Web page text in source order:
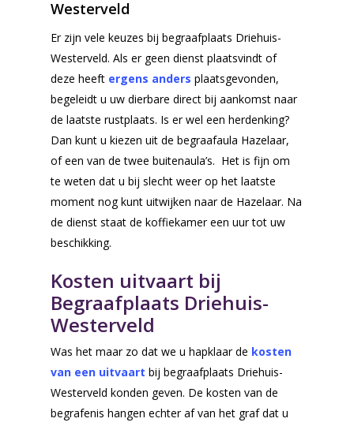
Westerveld
Er zijn vele keuzes bij begraafplaats Driehuis-
Westerveld. Als er geen dienst plaatsvindt of
deze heeft ergens anders plaatsgevonden,
begeleidt u uw dierbare direct bij aankomst naar
de laatste rustplaats. Is er wel een herdenking?
Dan kunt u kiezen uit de begraafaula Hazelaar,
of een van de twee buitenaula’s. Het is fijn om
te weten dat u bij slecht weer op het laatste
moment nog kunt uitwijken naar de Hazelaar. Na
de dienst staat de koffiekamer een uur tot uw
beschikking.
Kosten uitvaart bij
Begraafplaats Driehuis-
Westerveld
Was het maar zo dat we u hapklaar de kosten
van een uitvaart bij begraafplaats Driehuis-
Westerveld konden geven. De kosten van de
begrafenis hangen echter af van het graf dat u
Voor de uitvaart
Nu alvast doen
Voorgesprek